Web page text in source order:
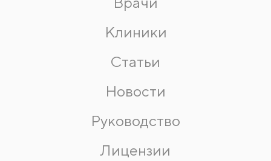
Клиники
Статьи
Новости
Руководство
Лицензии